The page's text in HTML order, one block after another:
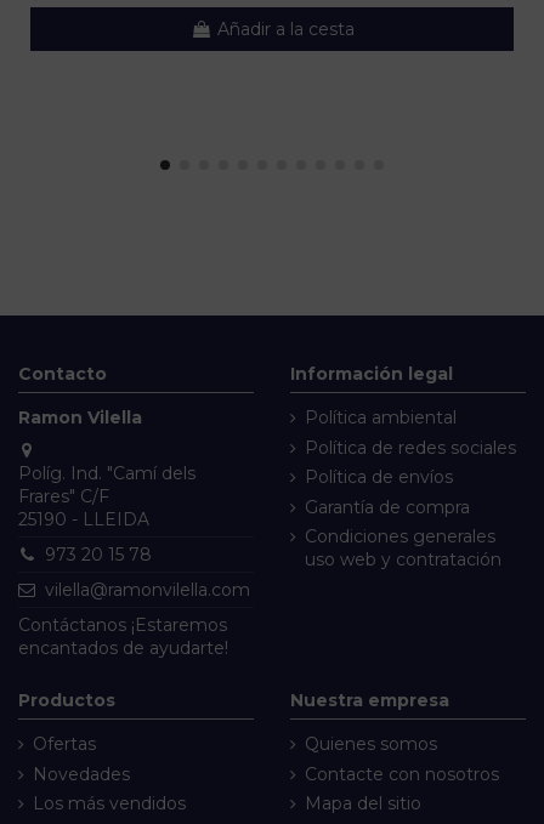
Añadir a la cesta
Contacto
Ramon Vilella
Políg. Ind. "Camí dels
Frares" C/F
25190 - LLEIDA
973 20 15 78
vilella@ramonvilella.com
Contáctanos ¡Estaremos
encantados de ayudarte!
Información legal
Política ambiental
Política de redes sociales
Política de envíos
Garantía de compra
Condiciones generales
uso web y contratación
Productos
Ofertas
Novedades
Los más vendidos
Nuestra empresa
Quienes somos
Contacte con nosotros
Mapa del sitio